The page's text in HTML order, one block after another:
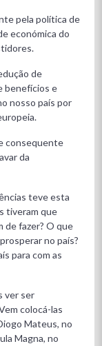
pela política de
económica do
de
benefícios e
nosso país por
consequente
da
teve esta
tiveram que
de fazer? O que
no país?
para com as
ver ser
colocá-las
Mateus, no
Magna, no